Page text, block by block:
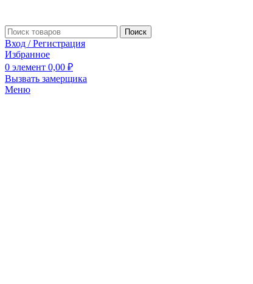
Поиск
Вход / Регистрация
Избранное
0 элемент 0,00 ₽
Вызвать замерщика
Меню